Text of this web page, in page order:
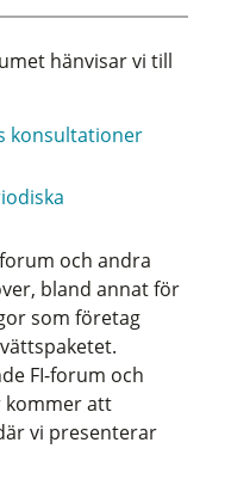
hänvisar vi till
konsultationer
och andra
bland annat för
som företag
FI-forum och
kommer att
vi presenterar